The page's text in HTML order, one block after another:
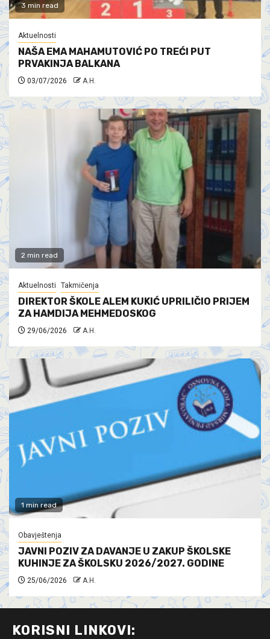
3 min read
Aktuelnosti
NAŠA EMA MAHAMUTOVIĆ PO TREĆI PUT
PRVAKINJA BALKANA
03/07/2026 A.H.
2 min read
Aktuelnosti Takmičenja
DIREKTOR ŠKOLE ALEM KUKIĆ UPRILIČIO PRIJEM
ZA HAMDIJA MEHMEDOSKOG
29/06/2026 A.H.
1 min read
Obavještenja
JAVNI POZIV ZA DAVANJE U ZAKUP ŠKOLSKE
KUHINJE ZA ŠKOLSKU 2026/2027. GODINE
25/06/2026 A.H.
KORISNI LINKOVI: